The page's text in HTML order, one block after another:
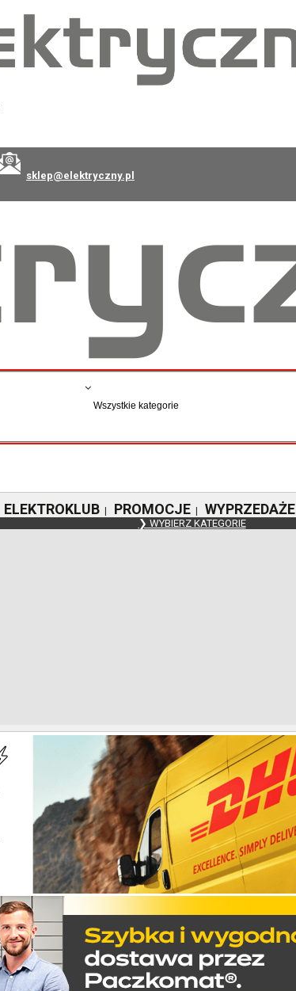
sklep@elektryczny.pl
ELEKTROKLUB | PROMOCJE | WYPRZEDAŻE
❯ WYBIERZ KATEGORIE